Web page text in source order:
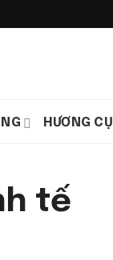
HƯƠNG CỤ
tế